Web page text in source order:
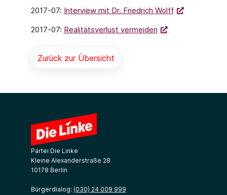
2017-07: Interview mit Dr. Friedrich Wolff
2017-07: Realitätsverlust vermeiden
Zurück zur Übersicht
Partei Die Linke
Kleine Alexanderstraße 28
10178 Berlin
Bürgerdialog: (030) 24 009 999